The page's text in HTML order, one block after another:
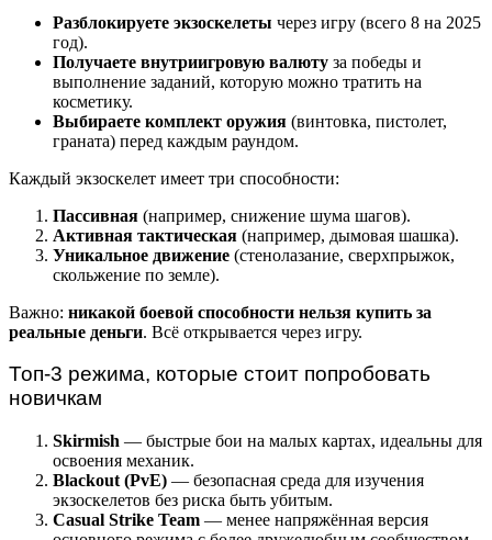
Разблокируете экзоскелеты через игру (всего 8 на 2025
год).
Получаете внутриигровую валюту за победы и
выполнение заданий, которую можно тратить на
косметику.
Выбираете комплект оружия (винтовка, пистолет,
граната) перед каждым раундом.
Каждый экзоскелет имеет три способности:
Пассивная (например, снижение шума шагов).
Активная тактическая (например, дымовая шашка).
Уникальное движение (стенолазание, сверхпрыжок,
скольжение по земле).
Важно: никакой боевой способности нельзя купить за
реальные деньги. Всё открывается через игру.
Топ-3 режима, которые стоит попробовать
новичкам
Skirmish — быстрые бои на малых картах, идеальны для
освоения механик.
Blackout (PvE) — безопасная среда для изучения
экзоскелетов без риска быть убитым.
Casual Strike Team — менее напряжённая версия